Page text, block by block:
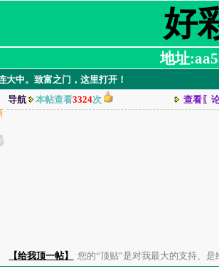
好
地址
中。致富之门，这里打开！
导航 本帖查看3324次 查看〖
【给我顶一帖】 您的“顶贴”是对我最大的支持、